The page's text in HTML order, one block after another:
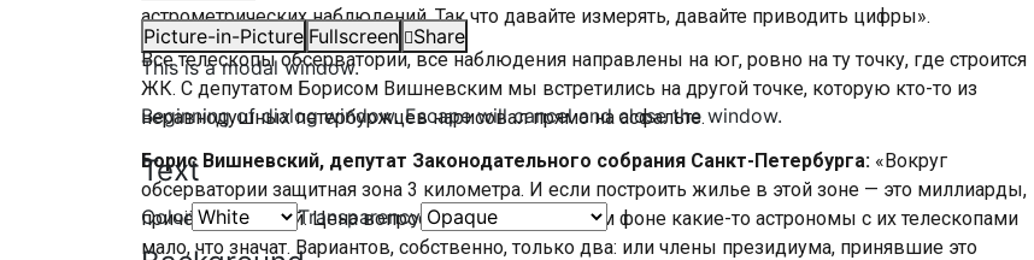
Picture-in-Picture Fullscreen
Share
This is a modal window.
Beginning of dialog window. Escape will cancel and close the window.
Text
Color Transparency
астрометрических наблюдений. Так что давайте измерять, давайте приводить цифры».
Все телескопы обсерватории, все наблюдения направлены на юг, ровно на ту точку, где строится
ЖК. С депутатом Борисом Вишневским мы встретились на другой точке, которую кто-то из
неравнодушных петербуржцев нарисовал прямо на асфальте.
Борис Вишневский, депутат Законодательного собрания Санкт-Петербурга: «Вокруг
обсерватории защитная зона 3 километра. И если построить жилье в этой зоне — это миллиарды,
причём не рублей. Цена вопроса такова, что на этом фоне какие-то астрономы с их телескопами
мало, что значат. Вариантов, собственно, только два: или члены президиума, принявшие это